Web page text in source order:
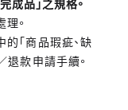
品」之規格。
。
「商品瑕疵、缺
退款申請手續。